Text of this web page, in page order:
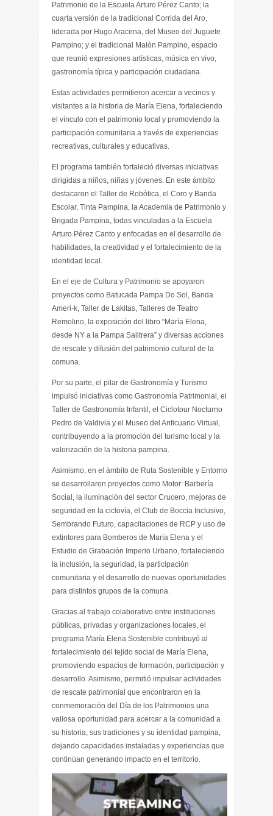
Patrimonio de la Escuela Arturo Pérez Canto; la
cuarta versión de la tradicional Corrida del Aro,
liderada por Hugo Aracena, del Museo del Juguete
Pampino; y el tradicional Malón Pampino, espacio
que reunió expresiones artísticas, música en vivo,
gastronomía típica y participación ciudadana.
Estas actividades permitieron acercar a vecinos y
visitantes a la historia de María Elena, fortaleciendo
el vínculo con el patrimonio local y promoviendo la
participación comunitaria a través de experiencias
recreativas, culturales y educativas.
El programa también fortaleció diversas iniciativas
dirigidas a niños, niñas y jóvenes. En este ámbito
destacaron el Taller de Robótica, el Coro y Banda
Escolar, Tinta Pampina, la Academia de Patrimonio y
Brigada Pampina, todas vinculadas a la Escuela
Arturo Pérez Canto y enfocadas en el desarrollo de
habilidades, la creatividad y el fortalecimiento de la
identidad local.
En el eje de Cultura y Patrimonio se apoyaron
proyectos como Batucada Pampa Do Sol, Banda
Ameri-k, Taller de Lakitas, Talleres de Teatro
Remolino, la exposición del libro “María Elena,
desde NY a la Pampa Salitrera” y diversas acciones
de rescate y difusión del patrimonio cultural de la
comuna.
Por su parte, el pilar de Gastronomía y Turismo
impulsó iniciativas como Gastronomía Patrimonial, el
Taller de Gastronomía Infantil, el Ciclotour Nocturno
Pedro de Valdivia y el Museo del Anticuario Virtual,
contribuyendo a la promoción del turismo local y la
valorización de la historia pampina.
Asimismo, en el ámbito de Ruta Sostenible y Entorno
se desarrollaron proyectos como Motor: Barbería
Social, la iluminación del sector Crucero, mejoras de
seguridad en la ciclovía, el Club de Boccia Inclusivo,
Sembrando Futuro, capacitaciones de RCP y uso de
extintores para Bomberos de María Elena y el
Estudio de Grabación Imperio Urbano, fortaleciendo
la inclusión, la seguridad, la participación
comunitaria y el desarrollo de nuevas oportunidades
para distintos grupos de la comuna.
Gracias al trabajo colaborativo entre instituciones
públicas, privadas y organizaciones locales, el
programa María Elena Sostenible contribuyó al
fortalecimiento del tejido social de María Elena,
promoviendo espacios de formación, participación y
desarrollo. Asimismo, permitió impulsar actividades
de rescate patrimonial que encontraron en la
conmemoración del Día de los Patrimonios una
valiosa oportunidad para acercar a la comunidad a
su historia, sus tradiciones y su identidad pampina,
dejando capacidades instaladas y experiencias que
continúan generando impacto en el territorio.